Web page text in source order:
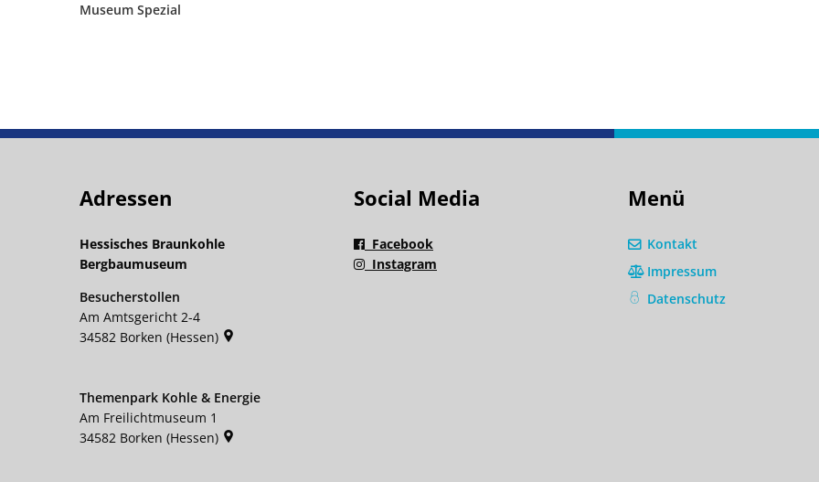
Museum Spezial
Adressen
Hessisches Braunkohle
Bergbaumuseum
Besucherstollen
Am Amtsgericht 2-4
34582 Borken (Hessen)
Themenpark Kohle & Energie
Am Freilichtmuseum 1
34582 Borken (Hessen)
Social Media
Facebook
Instagram
Menü
Kontakt
Impressum
Datenschutz